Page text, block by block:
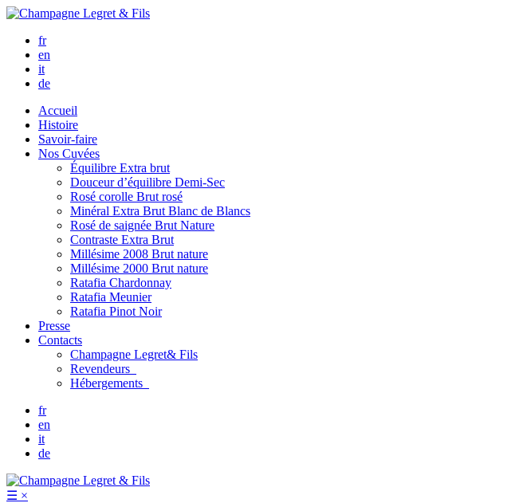
fr
en
it
de
Accueil
Histoire
Savoir-faire
Nos Cuvées
Équilibre Extra brut
Douceur d’équilibre Demi-Sec
Rosé corolle Brut rosé
Minéral Extra Brut Blanc de Blancs
Rosé de saignée Brut Nature
Contraste Extra Brut
Millésime 2008 Brut nature
Millésime 2000 Brut nature
Ratafia Chardonnay
Ratafia Meunier
Ratafia Pinot Noir
Presse
Contacts
Champagne Legret& Fils
Revendeurs
Hébergements
fr
en
it
de
☰ ×